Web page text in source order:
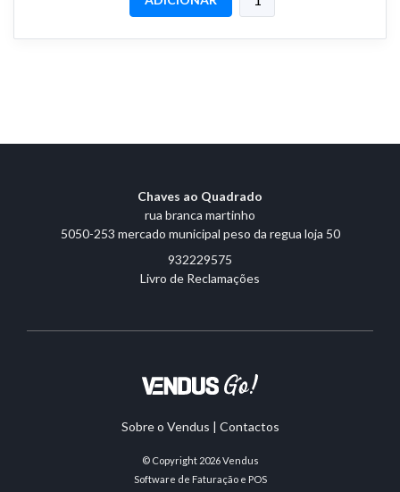
Chaves ao Quadrado
rua branca martinho
5050-253 mercado municipal peso da regua loja 50
932229575
Livro de Reclamações
Sobre o Vendus | Contactos
© Copyright 2026Vendus
Software de Faturação e POS